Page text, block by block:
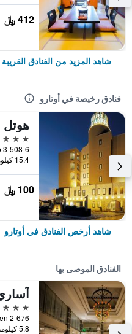
412 ﷼
شاهد المزيد من الفنادق القريبة
فنادق رخيصة في أوتارو
3 نجوم
15.4 كيلومتر عن وسط المدينة
100 ﷼
شاهد أرخص الفنادق في أوتارو
الفنادق الموصى بها
3 نجوم
5.8 كيلومتر عن وسط المدينة